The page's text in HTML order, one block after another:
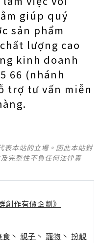
giúp quý
sản phẩm
lượng cao
kinh doanh
66 (nhánh
trợ tư vấn miễn
表本站的立場。因此本站對
完整性不負任何法律責
創作有價企劃》
食 丶 親子 丶 寵物 丶 扮靚